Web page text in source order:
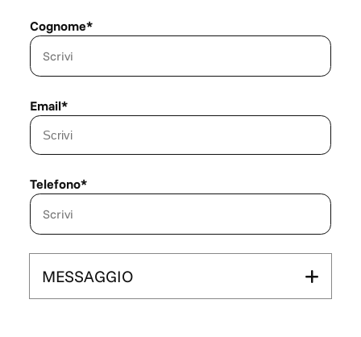
Cognome*
Email*
Telefono*
MESSAGGIO